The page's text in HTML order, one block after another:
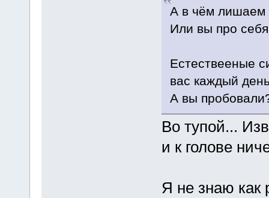
А в чём лишаем
Или вы про
Естествееные
вас каждый
А вы
Во тупой...
и к голове
Я не знаю как